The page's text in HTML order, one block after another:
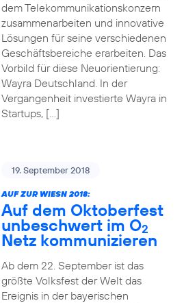
dem Telekommunikationskonzern
zusammenarbeiten und innovative
Lösungen für seine verschiedenen
Geschäftsbereiche erarbeiten. Das
Vorbild für diese Neuorientierung:
Wayra Deutschland. In der
Vergangenheit investierte Wayra in
Startups, […]
19. September 2018
AUF ZUR WIESN 2018:
Auf dem Oktoberfest
unbeschwert im O2
Netz kommunizieren
Ab dem 22. September ist das
größte Volksfest der Welt das
Ereignis in der bayerischen